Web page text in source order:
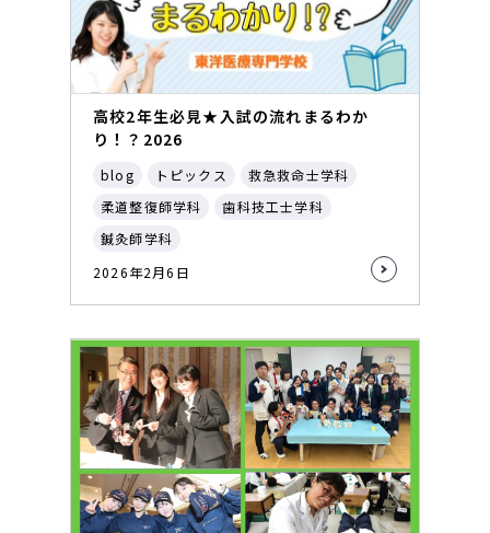
高校2年生必見★入試の流れまるわか
り！？2026
blog トピックス
救急救命士学科
柔道整復師学科
歯科技工士学科
鍼灸師学科
2026年2月6日